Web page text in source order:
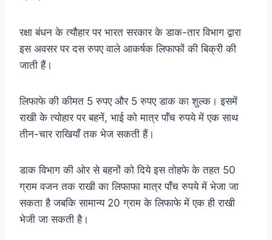
रक्षा बंधन के त्यौहार पर भारत सरकार के डाक-तार विभाग द्वारा
इस अवसर पर दस रुपए वाले आकर्षक लिफाफों की बिक्री की
जाती हैं।
लिफाफे की कीमत 5 रुपए और 5 रुपए डाक का शुल्क। इसमें
राखी के त्योहार पर बहनें, भाई को मात्र पाँच रुपये में एक साथ
तीन-चार राखियाँ तक भेज सकती हैं।
डाक विभाग की ओर से बहनों को दिये इस तोहफे के तहत 50
ग्राम वजन तक राखी का लिफाफा मात्र पाँच रुपये में भेजा जा
सकता है जबकि सामान्य 20 ग्राम के लिफाफे में एक ही राखी
भेजी जा सकती है।